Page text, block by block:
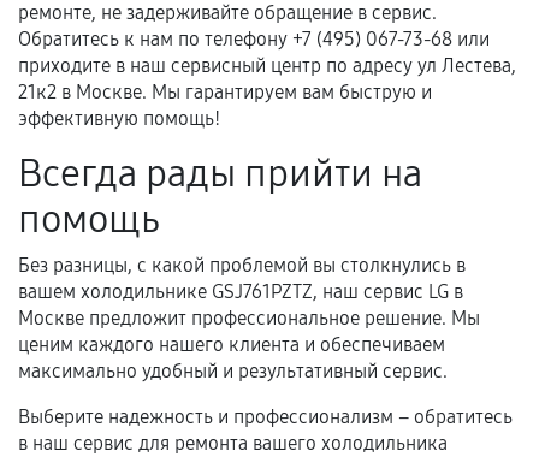
ремонте, не задерживайте обращение в сервис.
Обратитесь к нам по телефону +7 (495) 067-73-68 или
приходите в наш сервисный центр по адресу ул Лестева,
21к2 в Москве. Мы гарантируем вам быструю и
эффективную помощь!
Всегда рады прийти на
помощь
Без разницы, с какой проблемой вы столкнулись в
вашем холодильнике GSJ761PZTZ, наш сервис LG в
Москве предложит профессиональное решение. Мы
ценим каждого нашего клиента и обеспечиваем
максимально удобный и результативный сервис.
Выберите надежность и профессионализм – обратитесь
в наш сервис для ремонта вашего холодильника